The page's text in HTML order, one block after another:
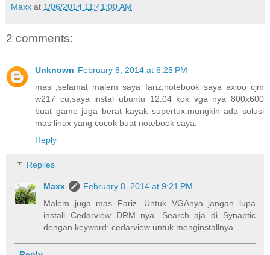
Maxx at 1/06/2014 11:41:00 AM
2 comments:
Unknown February 8, 2014 at 6:25 PM
mas ,selamat malem saya fariz,notebook saya axioo cjm
w217 cu,saya instal ubuntu 12.04 kok vga nya 800x600
buat game juga berat kayak supertux.mungkin ada solusi
mas linux yang cocok buat notebook saya.
Reply
Replies
Maxx
February 8, 2014 at 9:21 PM
Malem juga mas Fariz. Untuk VGAnya jangan lupa
install Cedarview DRM nya. Search aja di Synaptic
dengan keyword: cedarview untuk menginstallnya.